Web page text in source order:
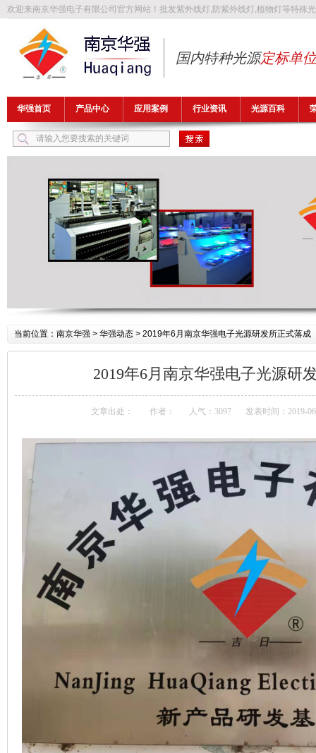
欢迎来南京华强电子有限公司官方网站！批发紫外线灯, 防紫外线灯,植物灯等特殊
国内特种光源定标单位
华强首页 产品中心 应用案例 行业资讯 光源百科
FLB1149T5UV32A-H1，H-FLB1700T5UV32A-H2
当前位置： 南京华强 > 华强动态 > 2019年6月南京华强电子光源研发所正式落成
2019年6月南京华强电子光源研
文章出处： 作者： 人气：3097 发表时间：2019-